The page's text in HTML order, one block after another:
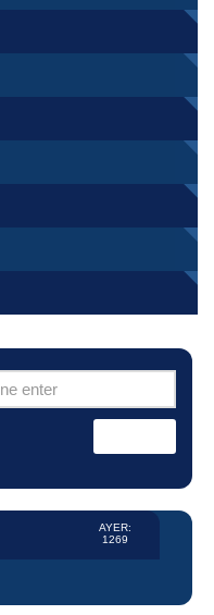
AYER:
1269